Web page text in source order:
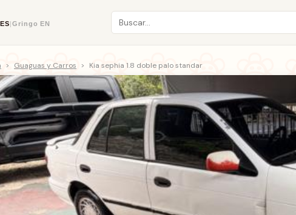
ES|Gringo EN
> Guaguas y Carros > Kia sephia 1.8 doble palo standar